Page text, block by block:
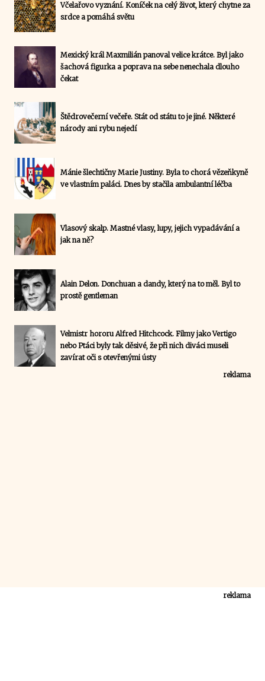
Včelařovo vyznání. Koníček na celý život, který chytne za
srdce a pomáhá světu
Mexický král Maxmilián panoval velice krátce. Byl jako
šachová figurka a poprava na sebe nenechala dlouho
čekat
Štědrovečerní večeře. Stát od státu to je jiné. Některé
národy ani rybu nejedí
Mánie šlechtičny Marie Justiny. Byla to chorá vězeňkyně
ve vlastním paláci. Dnes by stačila ambulantní léčba
Vlasový skalp. Mastné vlasy, lupy, jejich vypadávání a
jak na ně?
Alain Delon. Donchuan a dandy, který na to měl. Byl to
prostě gentleman
Velmistr hororu Alfred Hitchcock. Filmy jako Vertigo
nebo Ptáci byly tak děsivé, že při nich diváci museli
zavírat oči s otevřenými ústy
reklama
reklama